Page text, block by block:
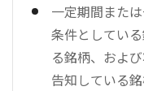
一定期間また
条件としてい
る銘柄、およ
告知している